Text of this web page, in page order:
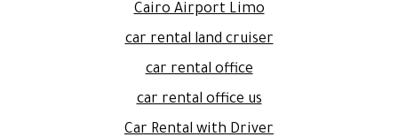
Cairo Airport Limo
car rental land cruiser
car rental office
car rental office us
Car Rental with Driver